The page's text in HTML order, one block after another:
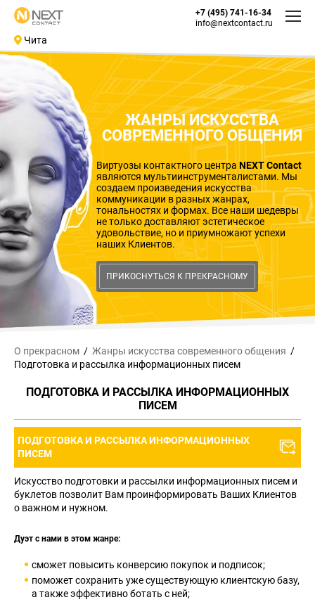
ЖАНРЫ ИСКУССТВА
СОВРЕМЕННОГО ОБЩЕНИЯ
Виртуозы контактного центра NEXT Contact
являются мультиинструменталистами. Мы
создаем произведения искусства
коммуникации в разных жанрах,
тональностях и формах. Все наши шедевры
не только доставляют эстетическое
удовольствие, но и приумножают успехи
наших Клиентов.
ПРИКОСНУТЬСЯ К ПРЕКРАСНОМУ
+7 (495) 741-16-34
info@nextcontact.ru
Чита
О прекрасном Жанры искусства современного общения
Подготовка и рассылка информационных писем
ПОДГОТОВКА И РАССЫЛКА ИНФОРМАЦИОННЫХ
ПИСЕМ
ПОДГОТОВКА И РАССЫЛКА ИНФОРМАЦИОННЫХ
ПИСЕМ
Искусство подготовки и рассылки информационных писем и
буклетов позволит Вам проинформировать Ваших Клиентов
о важном и нужном.
Дуэт с нами в этом жанре:
сможет повысить конверсию покупок и подписок;
поможет сохранить уже существующую клиентскую базу,
а также эффективно ботать с ней;